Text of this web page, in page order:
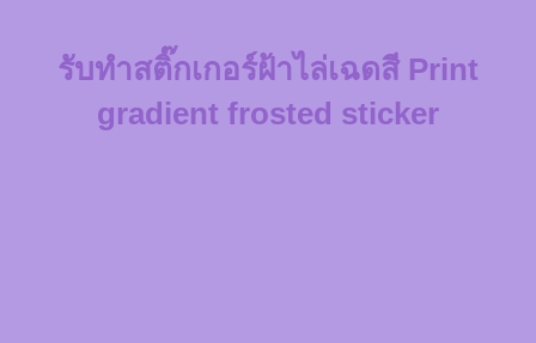
รับทำสติ๊กเกอร์ฝ้าไล่เฉดสี Print
gradient frosted sticker